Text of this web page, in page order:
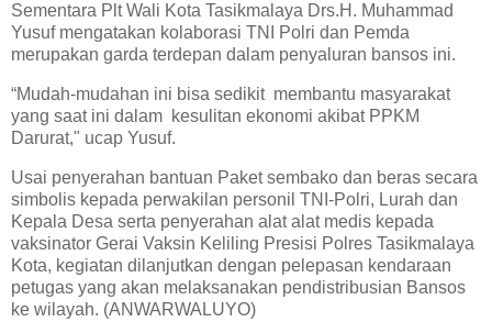
Sementara Plt Wali Kota Tasikmalaya Drs.H. Muhammad
Yusuf mengatakan kolaborasi TNI Polri dan Pemda
merupakan garda terdepan dalam penyaluran bansos ini.
“Mudah-mudahan ini bisa sedikit membantu masyarakat
yang saat ini dalam kesulitan ekonomi akibat PPKM
Darurat," ucap Yusuf.
Usai penyerahan bantuan Paket sembako dan beras secara
simbolis kepada perwakilan personil TNI-Polri, Lurah dan
Kepala Desa serta penyerahan alat alat medis kepada
vaksinator Gerai Vaksin Keliling Presisi Polres Tasikmalaya
Kota, kegiatan dilanjutkan dengan pelepasan kendaraan
petugas yang akan melaksanakan pendistribusian Bansos
ke wilayah. (ANWARWALUYO)